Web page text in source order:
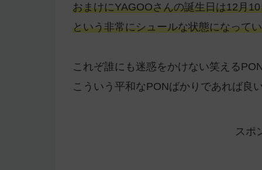
おまけにYAGOOさんの誕生日は12月
という非常にシュールな状態になって
これぞ誰にも迷惑をかけない笑える
こういう平和なPONばかりであれば良
スポ